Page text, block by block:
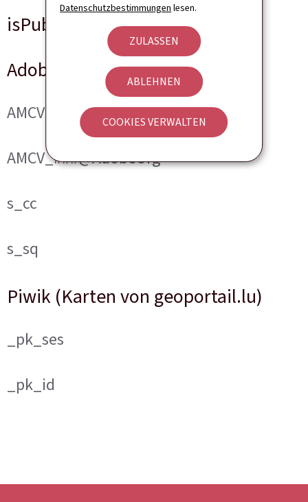
Datenschutzbestimmungen lesen.
ZULASSEN
ABLEHNEN
COOKIES VERWALTEN
isPublicWebsite
Adobe Analytics
AMCVS_###@AdobeOrg
AMCV_###@AdobeOrg
s_cc
s_sq
Piwik (Karten von geoportail.lu)
_pk_ses
_pk_id